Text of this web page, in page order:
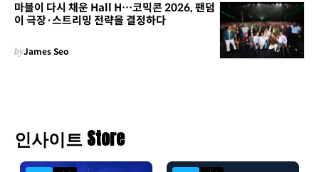
마블이 다시 채운 Hall H…코믹콘 2026, 팬덤
이 극장·스트리밍 전략을 결정하다
byJames Seo
인사이트 Store